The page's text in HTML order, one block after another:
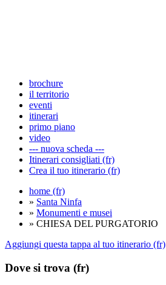
brochure
il territorio
eventi
itinerari
primo piano
video
--- nuova scheda ---
Itinerari consigliati (fr)
Crea il tuo itinerario (fr)
home (fr)
» Santa Ninfa
» Monumenti e musei
» CHIESA DEL PURGATORIO
Aggiungi questa tappa al tuo itinerario (fr)
Dove si trova (fr)